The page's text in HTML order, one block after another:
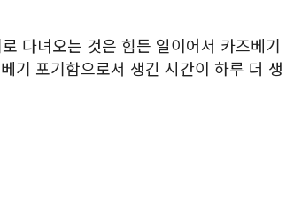
다녀오는 것은 힘든 일이어서 카즈베기
기 포기함으로서 생긴 시간이 하루 더 생